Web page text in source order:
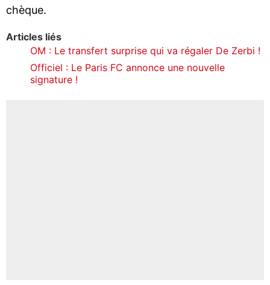
chèque.
Articles liés
OM : Le transfert surprise qui va régaler De Zerbi !
Officiel : Le Paris FC annonce une nouvelle
signature !